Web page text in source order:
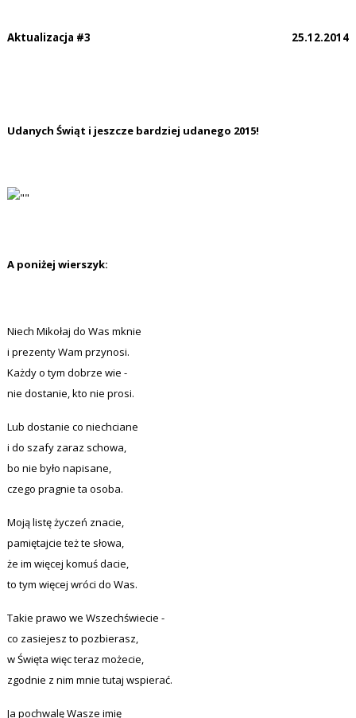
Aktualizacja #3 25.12.2014
Udanych Świąt i jeszcze bardziej udanego 2015!
A poniżej wierszyk:
Niech Mikołaj do Was mknie
i prezenty Wam przynosi.
Każdy o tym dobrze wie -
nie dostanie, kto nie prosi.
Lub dostanie co niechciane
i do szafy zaraz schowa,
bo nie było napisane,
czego pragnie ta osoba.
Moją listę życzeń znacie,
pamiętajcie też te słowa,
że im więcej komuś dacie,
to tym więcej wróci do Was.
Takie prawo we Wszechświecie -
co zasiejesz to pozbierasz,
w Święta więc teraz możecie,
zgodnie z nim mnie tutaj wspierać.
Ja pochwalę Wasze imię